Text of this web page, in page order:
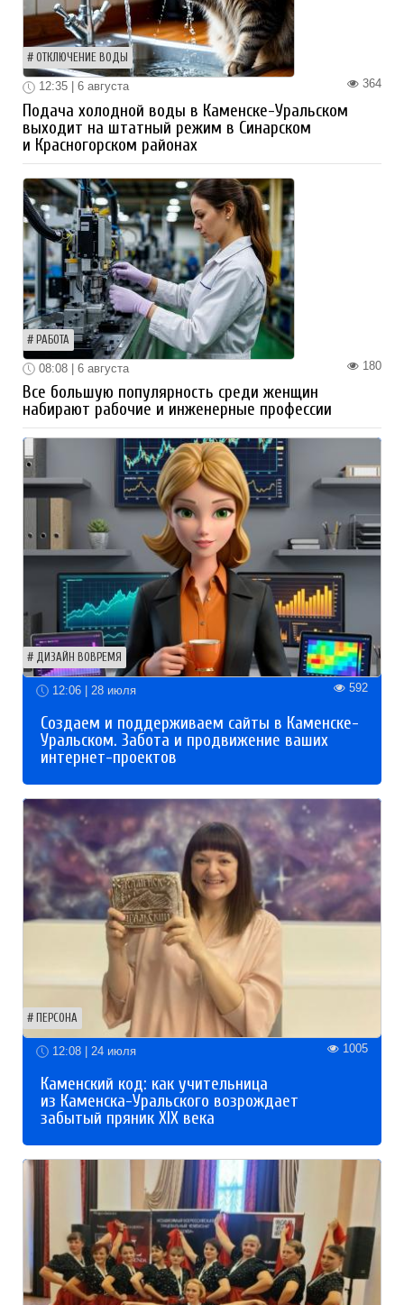
ОТКЛЮЧЕНИЕ ВОДЫ
364
12:35 | 6 августа
Подача холодной воды в Каменске-Уральском
выходит на штатный режим в Синарском
и Красногорском районах
РАБОТА
180
08:08 | 6 августа
Все большую популярность среди женщин
набирают рабочие и инженерные профессии
ДИЗАЙН ВОВРЕМЯ
12:06 | 28 июля 592
Создаем и поддерживаем сайты в Каменске-
Уральском. Забота и продвижение ваших
интернет-проектов
ПЕРСОНА
12:08 | 24 июля 1005
Каменский код: как учительница
из Каменска-Уральского возрождает
забытый пряник XIX века